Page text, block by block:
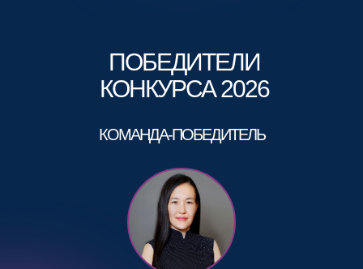
ПОБЕДИТЕЛИ
КОНКУРСА 2026
КОМАНДА-ПОБЕДИТЕЛЬ